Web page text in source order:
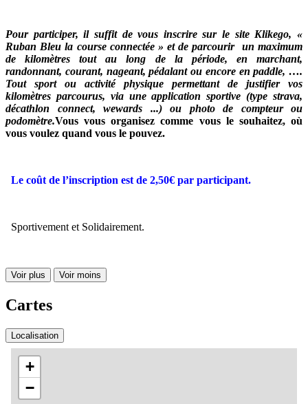
Pour participer, il suffit de vous inscrire sur le site Klikego, «
Ruban Bleu la course connectée » et de parcourir un maximum
de kilomètres tout au long de la période, en marchant,
randonnant, courant, nageant, pédalant ou encore en paddle, ….
Tout sport ou activité physique permettant de justifier vos
kilomètres parcourus, via une application sportive (type strava,
décathlon connect, wewards ...) ou photo de compteur ou
podomètre.Vous vous organisez comme vous le souhaitez, où
vous voulez quand vous le pouvez.
Le coût de l’inscription est de 2,50€ par participant.
Sportivement et Solidairement.
Voir plus Voir moins
Cartes
Localisation